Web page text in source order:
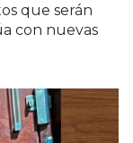
que serán
con nuevas